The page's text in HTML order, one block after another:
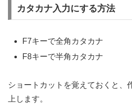
カタカナ入力にする方法
F7キーで全角カタカナ
F8キーで半角カタカナ
ショートカットを覚えておくと、
上します。